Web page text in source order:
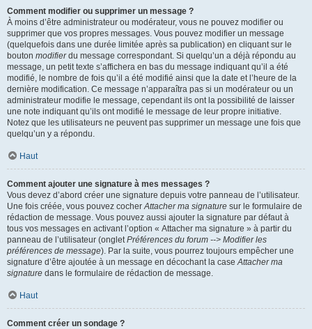
Comment modifier ou supprimer un message ?
À moins d’être administrateur ou modérateur, vous ne pouvez modifier ou
supprimer que vos propres messages. Vous pouvez modifier un message
(quelquefois dans une durée limitée après sa publication) en cliquant sur le
bouton modifierdu message correspondant. Si quelqu’un a déjà répondu au
message, un petit texte s’affichera en bas du message indiquant qu’il a été
modifié, le nombre de fois qu’il a été modifié ainsi que la date et l’heure de la
dernière modification. Ce message n’apparaîtra pas si un modérateur ou un
administrateur modifie le message, cependant ils ont la possibilité de laisser
une note indiquant qu’ils ont modifié le message de leur propre initiative.
Notez que les utilisateurs ne peuvent pas supprimer un message une fois que
quelqu’un y a répondu.
Haut
Comment ajouter une signature à mes messages ?
Vous devez d’abord créer une signature depuis votre panneau de l’utilisateur.
Une fois créée, vous pouvez cocherAttacher ma signature sur le formulaire de
rédaction de message. Vous pouvez aussi ajouter la signature par défaut à
tous vos messages en activant l’option « Attacher ma signature » à partir du
panneau de l’utilisateur (ongletPréférences du forum --> Modifier les
préférences de message). Par la suite, vous pourrez toujours empêcher une
signature d’être ajoutée à un message en décochant la caseAttacher ma
signature dans le formulaire de rédaction de message.
Haut
Comment créer un sondage ?